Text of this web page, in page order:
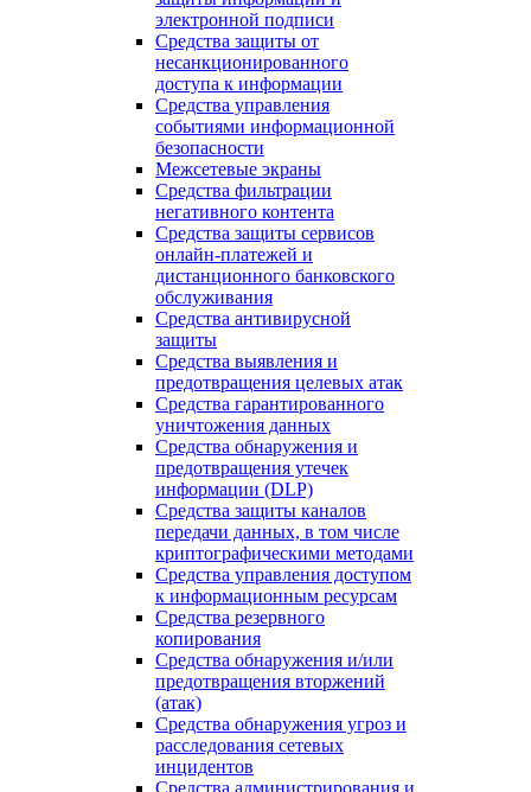
электронной подписи
Средства защиты от
несанкционированного
доступа к информации
Средства управления
событиями информационной
безопасности
Межсетевые экраны
Средства фильтрации
негативного контента
Средства защиты сервисов
онлайн-платежей и
дистанционного банковского
обслуживания
Средства антивирусной
защиты
Средства выявления и
предотвращения целевых атак
Средства гарантированного
уничтожения данных
Средства обнаружения и
предотвращения утечек
информации (DLP)
Средства защиты каналов
передачи данных, в том числе
криптографическими методами
Средства управления доступом
к информационным ресурсам
Средства резервного
копирования
Средства обнаружения и/или
предотвращения вторжений
(атак)
Средства обнаружения угроз и
расследования сетевых
инцидентов
Средства администрирования и